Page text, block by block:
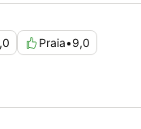
Praia•9,0